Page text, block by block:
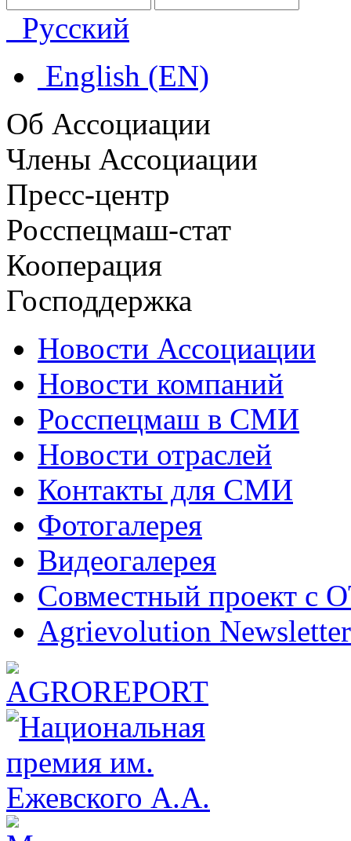
Русский
English (EN)
Об Ассоциации
Члены Ассоциации
Пресс-центр
Росспецмаш-стат
Кооперация
Господдержка
Новости Ассоциации
Новости компаний
Росспецмаш в СМИ
Новости отраслей
Контакты для СМИ
Фотогалерея
Видеогалерея
Совместный проект с
Agrievolution Newsletter